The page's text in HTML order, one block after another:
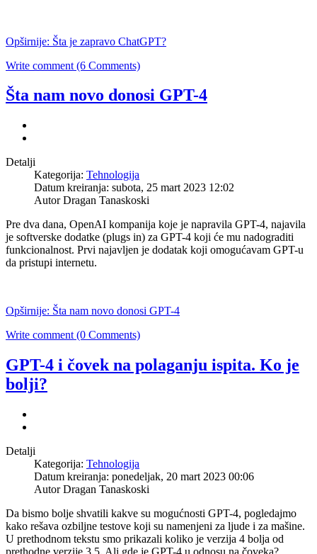
Opširnije: Šta je zapravo ChatGPT?
Write comment (6 Comments)
Šta nam novo donosi GPT-4
Detalji
Kategorija: Tehnologija
Datum kreiranja: subota, 25 mart 2023 12:02
Autor Dragan Tanaskoski
Pre dva dana, OpenAI kompanija koje je napravila GPT-4, najavila
je softverske dodatke (plugs in) za GPT-4 koji će mu nadograditi
funkcionalnost. Prvi najavljen je dodatak koji omogućavam GPT-u
da pristupi internetu.
Opširnije: Šta nam novo donosi GPT-4
Write comment (0 Comments)
GPT-4 i čovek na polaganju ispita. Ko je
bolji?
Detalji
Kategorija: Tehnologija
Datum kreiranja: ponedeljak, 20 mart 2023 00:06
Autor Dragan Tanaskoski
Da bismo bolje shvatili kakve su mogućnosti GPT-4, pogledajmo
kako rešava ozbiljne testove koji su namenjeni za ljude i za mašine.
U prethodnom tekstu smo prikazali koliko je verzija 4 bolja od